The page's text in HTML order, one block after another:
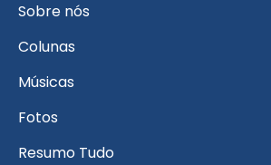
Sobre nós
Colunas
Músicas
Fotos
Resumo Tudo